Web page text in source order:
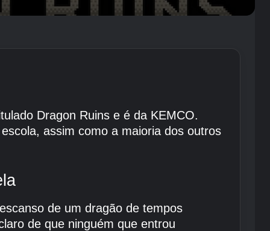
Dragon Ruins e é da KEMCO.
assim como a maioria dos outros
de um dragão de tempos
de que ninguém que entrou